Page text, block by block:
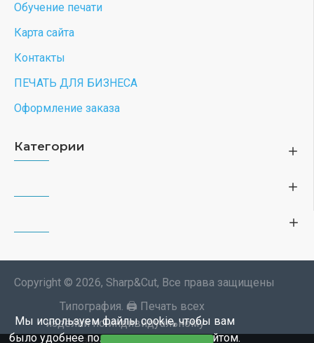
Обучение печати
Карта сайта
Контакты
ПЕЧАТЬ ДЛЯ БИЗНЕСА
Оформление заказа
Категории
Copyright © 2026, Sharp&Cut, Все права защищены
Типография. 🖨️ Печать всех
изделий по индивидуальному
заказу. Изображения —
Мы используем файлы cookie, чтобы вам
было удобнее пользоваться нашим сайтом.